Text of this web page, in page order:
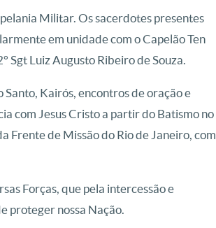
Militar. Os sacerdotes presentes
em unidade com o Capelão Ten
Sgt Luiz Augusto Ribeiro de Souza.
Kairós, encontros de oração e
com Jesus Cristo a partir do Batismo no
Frente de Missão do Rio de Janeiro, com
Forças, que pela intercessão e
proteger nossa Nação.